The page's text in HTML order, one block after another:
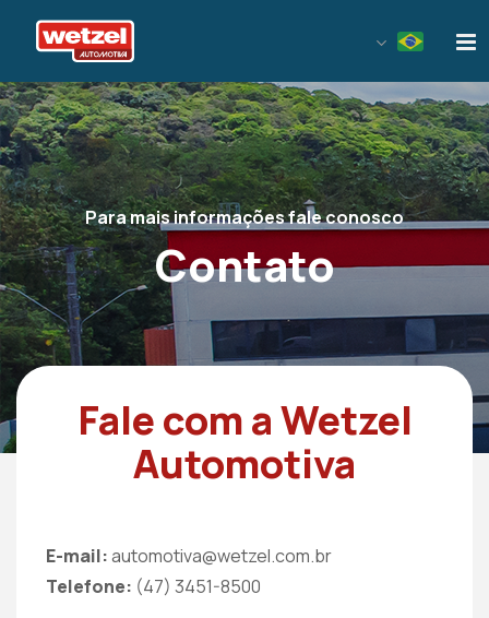
Para mais informações fale conosco
Contato
Fale com a Wetzel
Automotiva
E-mail:automotiva@wetzel.com.br
Telefone: (47) 3451-8500